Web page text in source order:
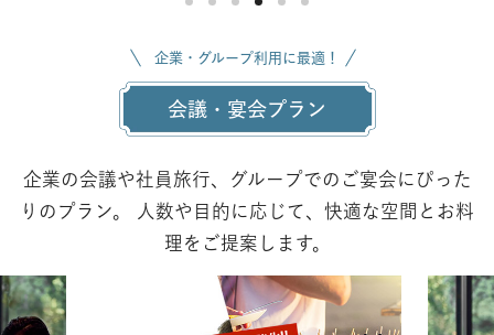
企業・グループ利用に最適！
会議・宴会プラン
企業の会議や社員旅行、グループでのご宴会にぴった
りのプラン。
人数や目的に応じて、快適な空間とお料
理をご提案します。